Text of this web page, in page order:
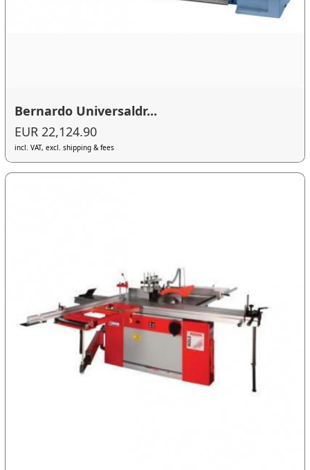
Bernardo Universaldr...
EUR 22,124.90
incl. VAT, excl. shipping & fees